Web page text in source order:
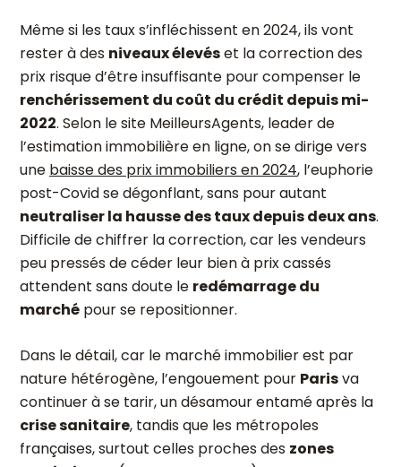
Même si les taux s’infléchissent en 2024, ils vont
rester à des niveaux élevéset la correction des
prix risque d’être insuffisante pour compenser le
renchérissement du coût du crédit depuis mi-
2022. Selon le site MeilleursAgents, leader de
l’estimation immobilière en ligne, on se dirige vers
une baisse des prix immobiliers en 2024, l’euphorie
post-Covid se dégonflant, sans pour autant
neutraliser la hausse des taux depuis deux ans.
Difficile de chiffrer la correction, car les vendeurs
peu pressés de céder leur bien à prix cassés
attendent sans doute le redémarrage du
marché pour se repositionner.
Dans le détail, car le marché immobilier est par
nature hétérogène, l’engouement pour Parisva
continuer à se tarir, un désamour entamé après la
crise sanitaire, tandis que les métropoles
françaises, surtout celles proches des zones